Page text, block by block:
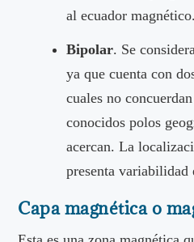
al ecuador magnético.
Bipolar. Se
ya que cuenta con
cuales no
conocidos polos
acercan. La
presenta variabilidad
Capa magnética o